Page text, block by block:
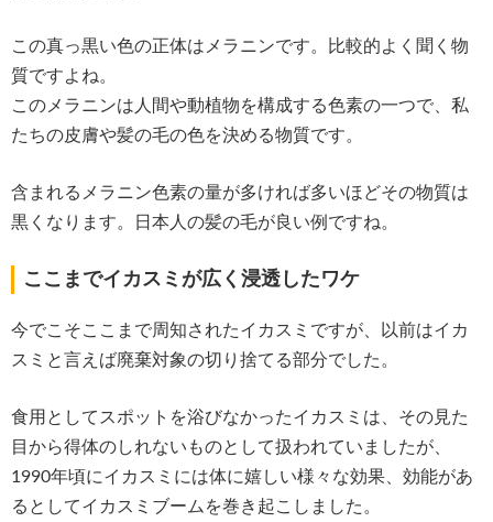
この真っ黒い色の正体はメラニンです。比較的よく聞く物
質ですよね。
このメラニンは人間や動植物を構成する色素の一つで、私
たちの皮膚や髪の毛の色を決める物質です。
含まれるメラニン色素の量が多ければ多いほどその物質は
黒くなります。日本人の髪の毛が良い例ですね。
ここまでイカスミが広く浸透したワケ
今でこそここまで周知されたイカスミですが、以前はイカ
スミと言えば廃棄対象の切り捨てる部分でした。
食用としてスポットを浴びなかったイカスミは、その見た
目から得体のしれないものとして扱われていましたが、
1990年頃にイカスミには体に嬉しい様々な効果、効能があ
るとしてイカスミブームを巻き起こしました。